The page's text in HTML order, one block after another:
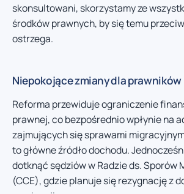
skonsultowani, skorzystamy ze
środków prawnych, by się temu
ostrzega.
Niepokojące zmiany dla
Reforma przewiduje ograniczenie
prawnej, co bezpośrednio wpłynie na
zajmujących się sprawami
to główne źródło dochodu.
dotknąć sędziów w Radzie ds. Sporów
(CCE), gdzie planuje się rezygnację z